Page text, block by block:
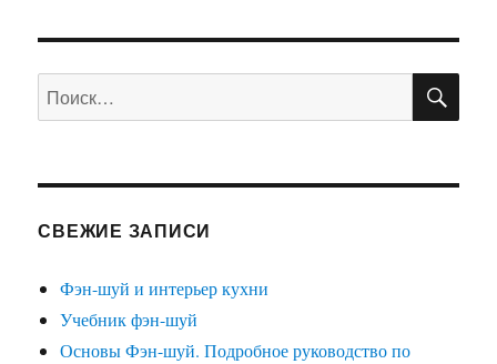
Искать:
СВЕЖИЕ ЗАПИСИ
Фэн-шуй и интерьер кухни
Учебник фэн-шуй
Основы Фэн-шуй. Подробное руководство по